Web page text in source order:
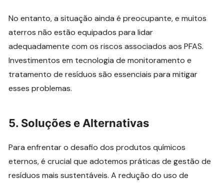
No entanto, a situação ainda é preocupante, e muitos
aterros não estão equipados para lidar
adequadamente com os riscos associados aos PFAS.
Investimentos em tecnologia de monitoramento e
tratamento de resíduos são essenciais para mitigar
esses problemas.
5. Soluções e Alternativas
Para enfrentar o desafio dos produtos químicos
eternos, é crucial que adotemos práticas de gestão de
resíduos mais sustentáveis. A redução do uso de